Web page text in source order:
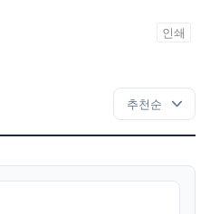
인쇄